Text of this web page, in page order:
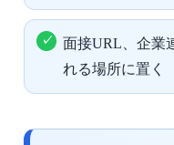
面接URL、企業
れる場所に置く